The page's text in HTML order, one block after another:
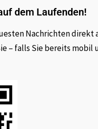
dem Laufenden!
Nachrichten direkt
– falls Sie bereits mobil